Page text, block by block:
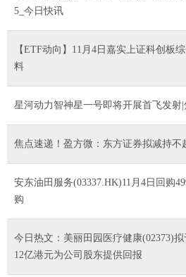
5_今日快讯
【ETF动向】11月4日嘉实上证科创板
料
星河动力智神星一号即将开展首飞发射
焦点速递！盈方微：东方证券拟减持不
安东油田服务(03337.HK)11月4日回购
购
今日热文：美丽田园医疗健康(02373)
12亿港元为公司股东提供回报